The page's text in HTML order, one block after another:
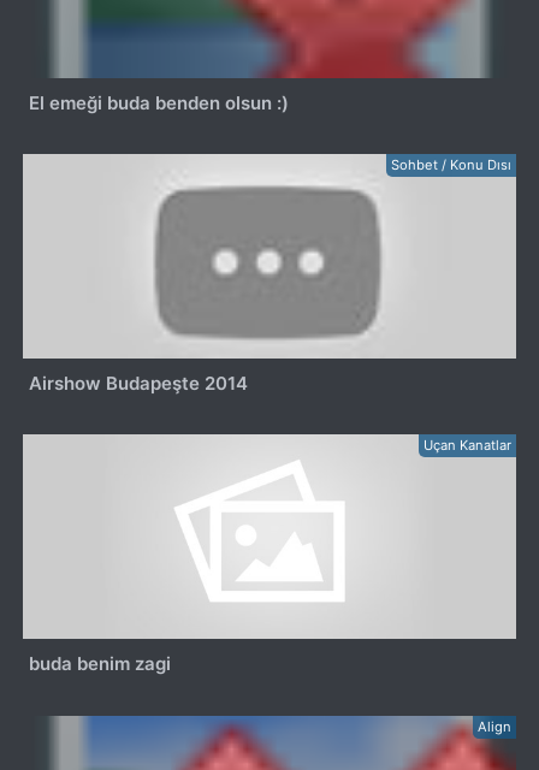
El emeği buda benden olsun :)
Sohbet / Konu Dısı
Airshow Budapeşte 2014
Uçan Kanatlar
buda benim zagi
Align